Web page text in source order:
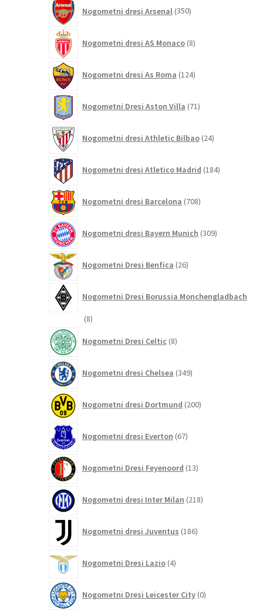
Nogometni dresi Arsenal 350izdelkov
Nogometni dresi AS Monaco 8izdelkov
Nogometni dresi As Roma 124izdelkov
Nogometni Dresi Aston Villa 71izdelkov
Nogometni dresi Athletic Bilbao 24izdelkov
Nogometni dresi Atletico Madrid 184izdelkov
Nogometni dresi Barcelona 708izdelkov
Nogometni dresi Bayern Munich 309izdelkov
Nogometni Dresi Benfica 26izdelkov
Nogometni Dresi Borussia Monchengladbach
88
Nogometni Dresi Celtic 8izdelkov
Nogometni dresi Chelsea 349izdelkov
Nogometni dresi Dortmund 200izdelkov
Nogometni dresi Everton 67izdelkov
Nogometni Dresi Feyenoord 13izdelkov
Nogometni dresi Inter Milan 218izdelkov
Nogometni dresi Juventus 186izdelkov
Nogometni Dresi Lazio 4izdelki
Nogometni Dresi Leicester City 0izdelkov